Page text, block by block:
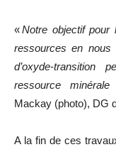
«Notre objectif pour
ressources en nous
d’oxyde-transition
ressource
Mackay (photo), DG
A la fin de ces